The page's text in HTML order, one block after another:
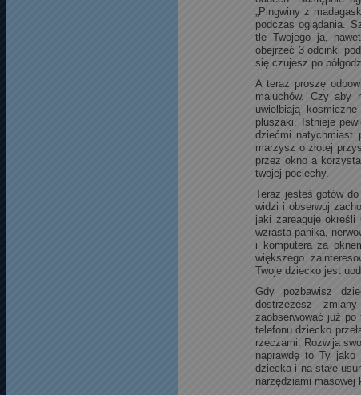
„Pingwiny z
podczas oglądania.
tle Twojego ja,
obejrzeć 3 odcinki
się czujesz po
A teraz proszę
maluchów. Czy aby
uwielbiają
pluszaki. Istnieje
dziećmi natychmiast
marzysz o złotej
przez okno a
twojej pociechy.
Teraz jesteś gotów
widzi i obserwuj
jaki zareaguje określi
wzrasta panika,
i komputera za
większego
Twoje dziecko jest
Gdy pozbawisz
dostrzeżesz
zaobserwować już
telefonu dziecko
rzeczami. Rozwija
naprawdę to Ty jako
dziecka i na stałe
narzędziami masowej